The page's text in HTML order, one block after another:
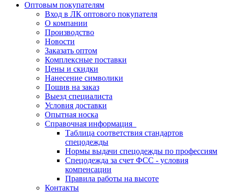
Оптовым покупателям
Вход в ЛК оптового покупателя
О компании
Производство
Новости
Заказать оптом
Комплексные поставки
Цены и скидки
Нанесение символики
Пошив на заказ
Выезд специалиста
Условия доставки
Опытная носка
Справочная информация
Таблица соответствия стандартов
спецодежды
Нормы выдачи спецодежды по профессиям
Спецодежда за счет ФСС - условия
компенсации
Правила работы на высоте
Контакты